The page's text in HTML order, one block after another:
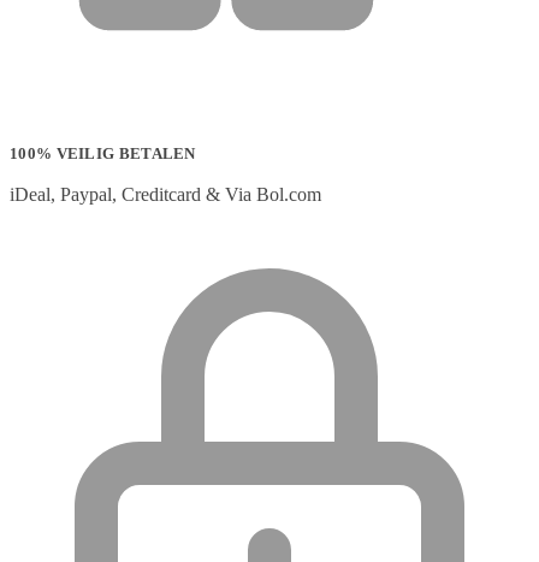
100% VEILIG BETALEN
iDeal, Paypal, Creditcard & Via Bol.com